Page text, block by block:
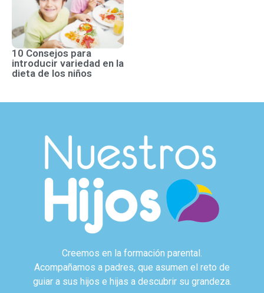
10 Consejos para
introducir variedad en la
dieta de los niños
Creemos en la formación parental.
Acompañamos a padres, que asumen el reto de
guiar a sus hijos e hijas a descubrir su grandeza.